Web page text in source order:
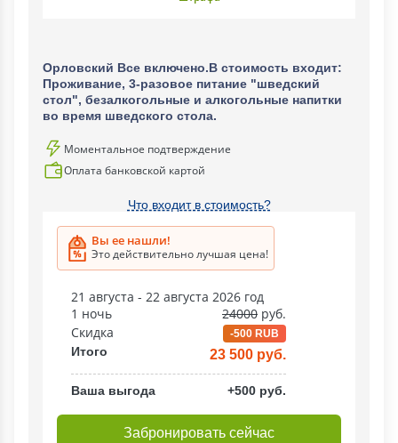
Орловский Все включено.В стоимость входит:
Проживание, 3-разовое питание "шведский
стол", безалкогольные и алкогольные напитки
во время шведского стола.
Моментальное подтверждение
Оплата банковской картой
Что входит в стоимость?
Вы ее нашли!
Это действительно лучшая цена!
21 августа - 22 августа 2026 год
1 ночь
24000 руб.
Скидка
-500 RUB
Итого 23 500 руб.
Ваша выгода +500 руб.
Забронировать сейчас